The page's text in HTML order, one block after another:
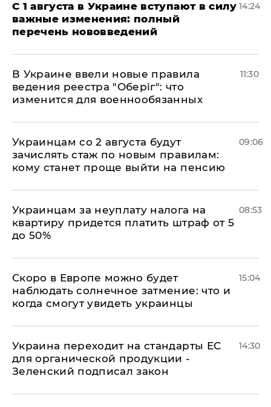
С 1 августа в Украине вступают в силу
важные изменения: полный
перечень нововведений
14:24
В Украине ввели новые правила
ведения реестра "Оберіг": что
изменится для военнообязанных
11:30
Украинцам со 2 августа будут
зачислять стаж по новым правилам:
кому станет проще выйти на пенсию
09:06
Украинцам за неуплату налога на
квартиру придется платить штраф от 5
до 50%
08:53
Скоро в Европе можно будет
наблюдать солнечное затмение: что и
когда смогут увидеть украинцы
15:04
Украина переходит на стандарты ЕС
для органической продукции -
Зеленский подписал закон
14:30